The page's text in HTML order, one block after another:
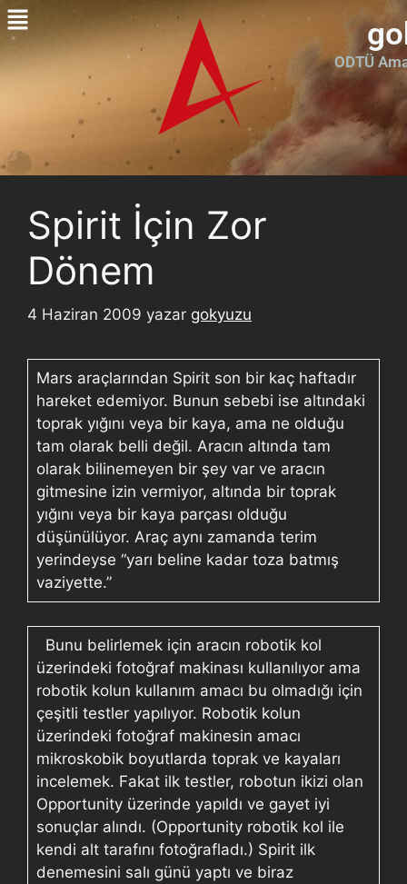
ODTÜ
Spirit İçin Zor
Dönem
4 Haziran 2009 yazar gokyuzu
Mars araçlarından Spirit son bir kaç haftadır
hareket edemiyor. Bunun sebebi ise altındaki
toprak yığını veya bir kaya, ama ne olduğu
tam olarak belli değil. Aracın altında tam
olarak bilinemeyen bir şey var ve aracın
gitmesine izin vermiyor, altında bir toprak
yığını veya bir kaya parçası olduğu
düşünülüyor. Araç aynı zamanda terim
yerindeyse “yarı beline kadar toza batmış
vaziyette.”
Bunu belirlemek için aracın robotik kol
üzerindeki fotoğraf makinası kullanılıyor ama
robotik kolun kullanım amacı bu olmadığı için
çeşitli testler yapılıyor. Robotik kolun
üzerindeki fotoğraf makinesin amacı
mikroskobik boyutlarda toprak ve kayaları
incelemek. Fakat ilk testler, robotun ikizi olan
Opportunity üzerinde yapıldı ve gayet iyi
sonuçlar alındı. (Opportunity robotik kol ile
kendi alt tarafını fotoğrafladı.) Spirit ilk
denemesini salı günü yaptı ve biraz